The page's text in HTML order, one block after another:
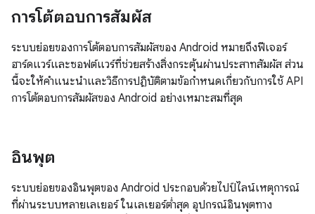
การโต้ตอบการสัมผัส
ระบบย่อยของการโต้ตอบการสัมผัสของ Android หมายถึงฟีเจอร์
ฮาร์ดแวร์และซอฟต์แวร์ที่ช่วยสร้างสิ่งกระตุ้นผ่านประสาทสัมผัส ส่วน
นี้จะให้คำแนะนำและวิธีการปฏิบัติตามข้อกำหนดเกี่ยวกับการใช้ API
การโต้ตอบการสัมผัสของ Android อย่างเหมาะสมที่สุด
อินพุต
ระบบย่อยของอินพุตของ Android ประกอบด้วยไปป์ไลน์เหตุการณ์
ที่ผ่านระบบหลายเลเยอร์ ในเลเยอร์ต่ำสุด อุปกรณ์อินพุตทาง